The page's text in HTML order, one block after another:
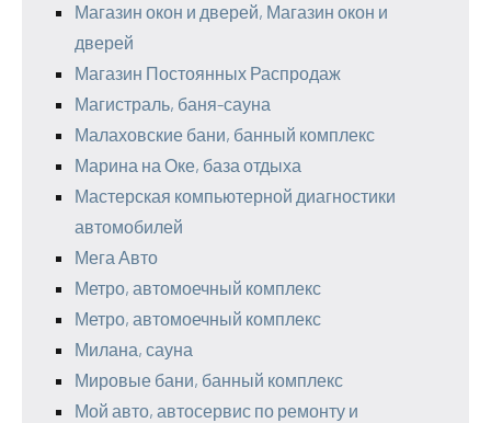
Магазин окон и дверей, Магазин окон и
дверей
Магазин Постоянных Распродаж
Магистраль, баня-сауна
Малаховские бани, банный комплекс
Марина на Оке, база отдыха
Мастерская компьютерной диагностики
автомобилей
Мега Авто
Метро, автомоечный комплекс
Метро, автомоечный комплекс
Милана, сауна
Мировые бани, банный комплекс
Мой авто, автосервис по ремонту и